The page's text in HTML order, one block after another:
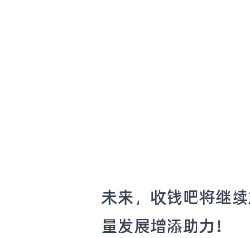
未来，收钱吧将继
量发展增添助力！